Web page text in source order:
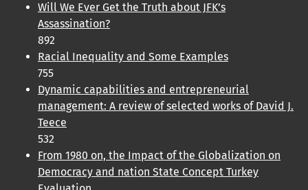
Will We Ever Get the Truth about JFK’s
Assassination?
892
Racial Inequality and Some Examples
755
Dynamic capabilities and entrepreneurial
management: A review of selected works of David J.
Teece
532
From 1980 on, the Impact of the Globalization on
Democracy and nation State Concept Turkey